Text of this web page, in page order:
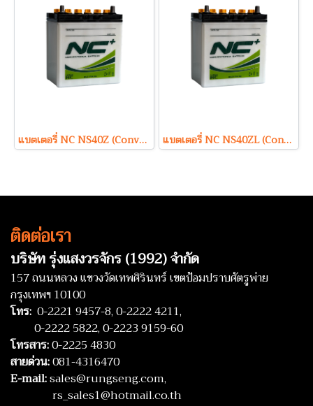
แบตเตอรี่ NC NS40Z (Conventional Type) 12V 35Ah แบตเตอรี่ NC NS40ZL (Conventional Type) 12V 35Ah
ติดต่อเรา
บริษัท รุ่งแสงวรจักร (1992) จำกัด
157 ถนนหลวง แขวงวัดเทพศิรินทร์ เขตป้อมปราบศัตรูพ่าย
กรุงเทพฯ 10100
โทร: 0-2221 9457-8,0-2222 4211,
0-2222 5822,0-2223 9159-60
โทรสาร:0-2225 4830
สายด่วน:081-4316470
E-mail:sales@rungseng.com,
rs_sales1@hotmail.co.th